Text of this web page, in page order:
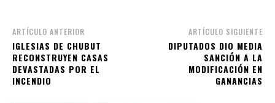
ARTÍCULO ANTERIOR
IGLESIAS DE CHUBUT
RECONSTRUYEN CASAS
DEVASTADAS POR EL
INCENDIO
ARTÍCULO SIGUIENTE
DIPUTADOS DIO MEDIA
SANCIÓN A LA
MODIFICACIÓN EN
GANANCIAS